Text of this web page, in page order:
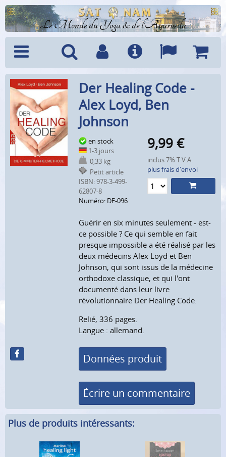
Le Monde du Yoga & de l'Ayurveda
Menu Recherche
CompteInfo LanguesPanier
Der Healing Code -
Alex Loyd, Ben
Johnson
en stock
1-3 jours
0,33 kg
Petit article
ISBN: 978-3-499-
62807-8
Numéro: DE-096
9,99 €
inclus 7% T.V.A.
plus frais d'envoi
Guérir en six minutes seulement - est-
ce possible ? Ce qui semble en fait
presque impossible a été réalisé par les
deux médecins Alex Loyd et Ben
Johnson, qui sont issus de la médecine
orthodoxe classique, et qui l'ont
documenté dans leur livre
révolutionnaire Der Healing Code.
Relié, 336 pages.
Langue : allemand.
Données produit
Écrire un commentaire
Plus de produits intéressants: